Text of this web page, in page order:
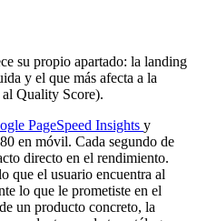
su propio apartado: la landing
y el que más afecta a la
Quality Score).
PageSpeed Insights y
en móvil. Cada segundo de
directo en el rendimiento.
que el usuario encuentra al
lo que le prometiste en el
un producto concreto, la